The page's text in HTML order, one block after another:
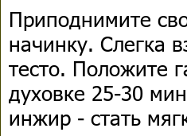
Приподнимите
начинку. Слегка
тесто. Положите
духовке 25-30
инжир - стать